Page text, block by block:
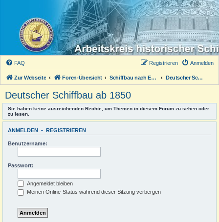
FAQ Anmelden
Registrieren
Zur Webseite Foren-Übersicht Schiffbau nach Epochen Deutscher Schiffbau ab 1850
Deutscher Schiffbau ab 1850
Sie haben keine ausreichenden Rechte, um Themen in diesem Forum zu sehen oder
zu lesen.
ANMELDEN • REGISTRIEREN
Benutzername:
Passwort:
Angemeldet bleiben
Meinen Online-Status während dieser Sitzung verbergen